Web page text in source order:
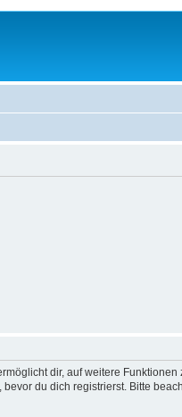
dir, auf weitere
du dich registrierst. Bitte